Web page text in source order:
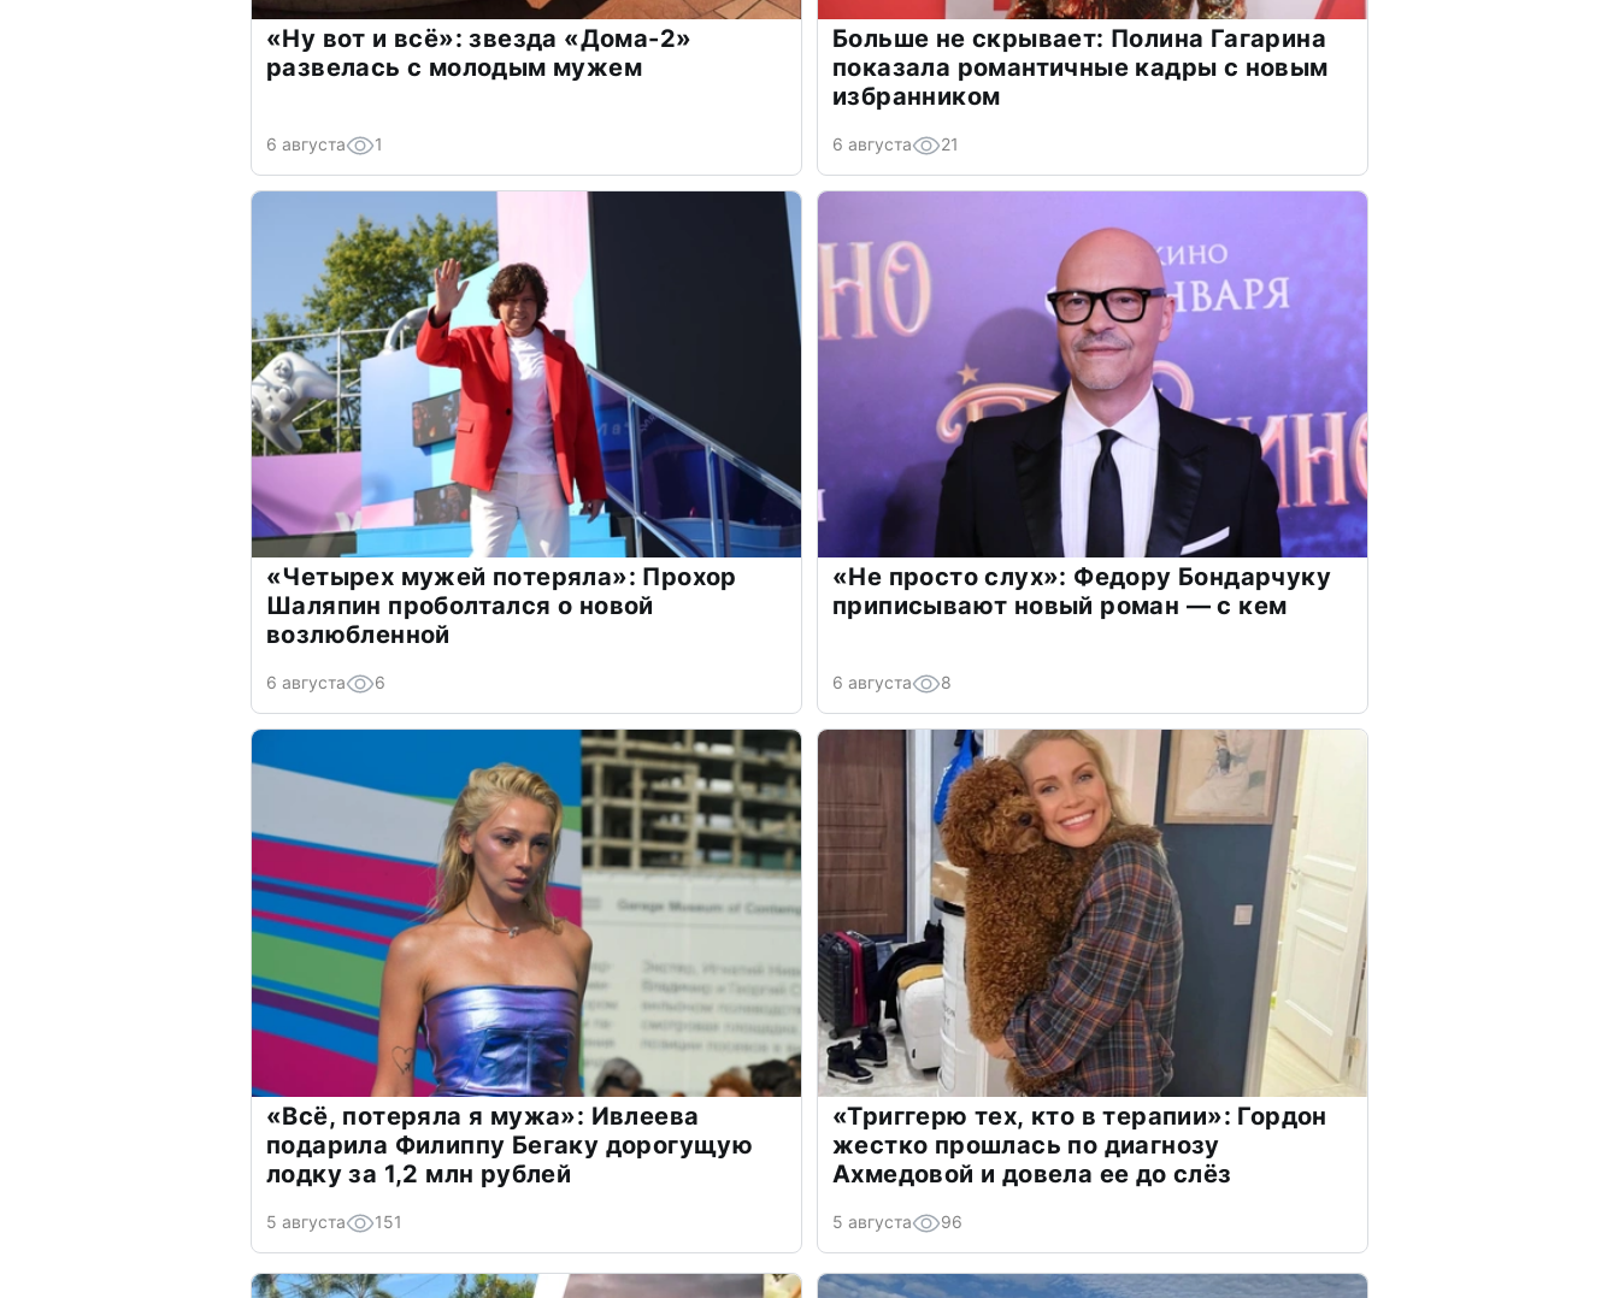
«Ну вот и всё»: звезда «Дома-2»
развелась с молодым мужем
6 августа 1
Больше не скрывает: Полина Гагарина
показала романтичные кадры с новым
избранником
6 августа 21
«Четырех мужей потеряла»: Прохор
Шаляпин проболтался о новой
возлюбленной
6 августа 6
«Не просто слух»: Федору Бондарчуку
приписывают новый роман — с кем
6 августа 8
«Всё, потеряла я мужа»: Ивлеева
подарила Филиппу Бегаку дорогущую
лодку за 1,2 млн рублей
5 августа 151
«Триггерю тех, кто в терапии»: Гордон
жестко прошлась по диагнозу
Ахмедовой и довела ее до слёз
5 августа 96